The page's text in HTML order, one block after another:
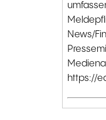
News/
https://